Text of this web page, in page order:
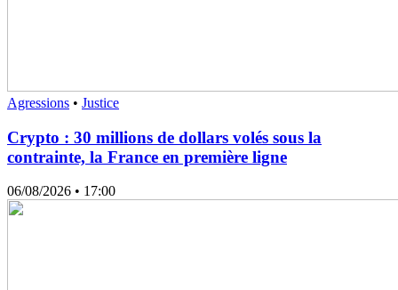
Agressions • Justice
Crypto : 30 millions de dollars volés sous la
contrainte, la France en première ligne
06/08/2026 • 17:00